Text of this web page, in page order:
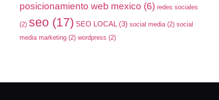
posicionamiento web mexico (6) redes sociales
(2) seo (17) SEO LOCAL(3) social media (2) social
media marketing (2) wordpress (2)